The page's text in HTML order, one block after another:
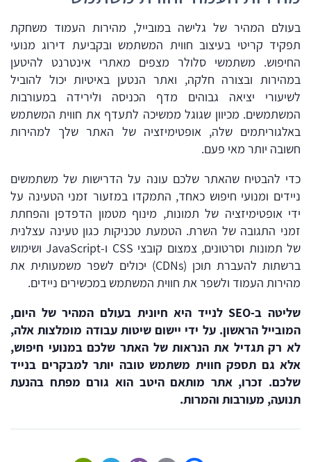
בעולם המהיר של גלישה במובייל, מהירות העמוד משחקת
תפקיד קריטי בעיצוב חווית המשתמש ובקביעת דירוג מנועי
החיפוש. משתמשי סלולר מצפים מאתרי אינטרנט להיטען
במהירות ובצורה חלקה, ואתר הנטען באיטיות יכול להוביל
לשיעורי יציאה גבוהים מדף הכניסה ולירידה במעורבות
המשתמשים. מכיוון שגוגל ממשיכה לתעדף את חווית המשתמש
באלגוריתמים שלה, אופטימיזציה של האתר שלך למהירות
חשובה יותר מאי פעם.
כדי להבטיח שהאתר שלכם עונה על הדרישות של משתמשים
ניידים ומנועי חיפוש כאחד, התמקדו במזעור זמני הטעינה על
ידי אופטימיזציה של תמונות, מינוף מטמון הדפדפן והפחתת
זמני התגובה של השרת. הטמעת טכניקות כגון טעינה עצלנית
של תמונות וסרטונים, צמצום קובצי CSS ו-JavaScript ושימוש
ברשתות להעברת תוכן (CDNs) יכולים לשפר משמעותית את
מהירות העמוד ולשפר את חווית המשתמש במכשירים ניידים.
שליטה ב-SEO לנייד היא חיוניתבעולם המהירשל היום,
המוביילהראשון.על ידי יישוםשיטותעבודה מומלצות אלה,
לא רקתגדיל את הנראותשל האתר שלכםבמנועי חיפוש,
אלא גם תספק חווית משתמשטובה יותרלמבקרים בנייד
שלכם. זכרו,אתר מותאםהיטבהוא גורם מפתח בהנעת
תנועה, מעורבות והמרות.